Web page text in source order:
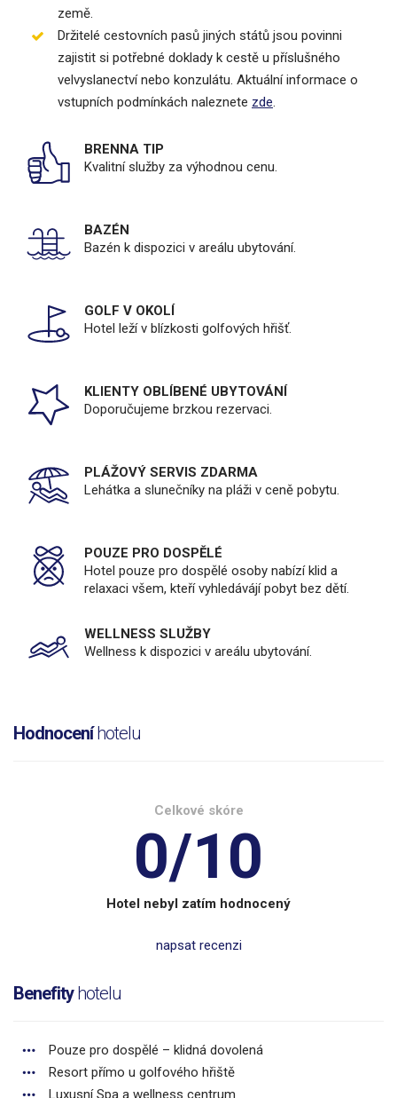
země.
Držitelé cestovních pasů jiných států jsou povinni
zajistit si potřebné doklady k cestě u příslušného
velvyslanectví nebo konzulátu. Aktuální informace o
vstupních podmínkách naleznete zde.
BRENNA TIP
Kvalitní služby za výhodnou cenu.
BAZÉN
Bazén k dispozici v areálu ubytování.
GOLF V OKOLÍ
Hotel leží v blízkosti golfových hřišť.
KLIENTY OBLÍBENÉ UBYTOVÁNÍ
Doporučujeme brzkou rezervaci.
PLÁŽOVÝ SERVIS ZDARMA
Lehátka a slunečníky na pláži v ceně pobytu.
POUZE PRO DOSPĚLÉ
Hotel pouze pro dospělé osoby nabízí klid a
relaxaci všem, kteří vyhledávájí pobyt bez dětí.
WELLNESS SLUŽBY
Wellness k dispozici v areálu ubytování.
Hodnoceníhotelu
Celkové skóre
0/10
Hotel nebyl zatím hodnocený
napsat recenzi
Benefityhotelu
Pouze pro dospělé – klidná dovolená
Resort přímo u golfového hřiště
Luxusní Spa a wellness centrum